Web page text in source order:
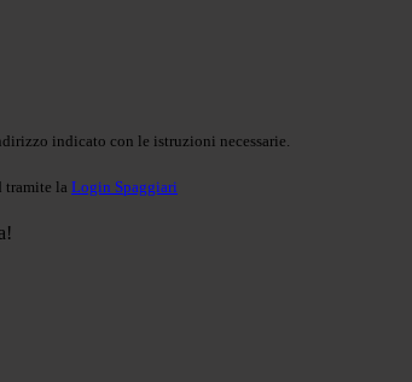
indicato con le istruzioni necessarie.
tramite la Login Spaggiari